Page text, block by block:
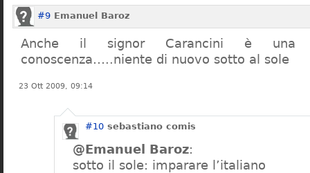
#9 Emanuel Baroz
Anche il signor Carancini è una
conoscenza…..niente di nuovo sotto al sole
23 Ott 2009, 09:14
#10 sebastiano comis
@Emanuel Baroz:
sotto il sole: imparare l’italiano